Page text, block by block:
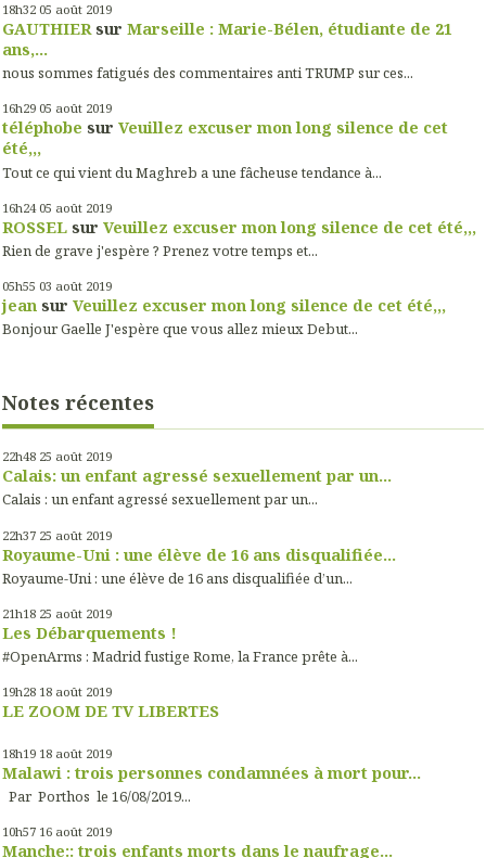
18h32 05 août 2019
GAUTHIERsur Marseille : Marie-Bélen, étudiante de 21
ans,...
nous sommes fatigués des commentaires anti TRUMP sur ces...
16h29 05 août 2019
téléphobe sur Veuillez excuser mon long silence de cet
été,,,
Tout ce qui vient du Maghreb a une fâcheuse tendance à...
16h24 05 août 2019
ROSSEL sur Veuillez excuser mon long silence de cet été,,,
Rien de grave j'espère ? Prenez votre temps et...
05h55 03 août 2019
jean sur Veuillez excuser mon long silence de cet été,,,
Bonjour Gaelle J'espère que vous allez mieux Debut...
Notes récentes
22h48 25 août 2019
Calais: un enfant agressé sexuellement par un...
Calais : un enfant agressé sexuellement par un...
22h37 25 août 2019
Royaume-Uni : une élève de 16 ans disqualifiée...
Royaume-Uni : une élève de 16 ans disqualifiée d’un...
21h18 25 août 2019
Les Débarquements !
#OpenArms : Madrid fustige Rome, la France prête à...
19h28 18 août 2019
LE ZOOM DE TV LIBERTES
18h19 18 août 2019
Malawi : trois personnes condamnées à mort pour...
Par Porthos le 16/08/2019...
10h57 16 août 2019
Manche:: trois enfants morts dans le naufrage...